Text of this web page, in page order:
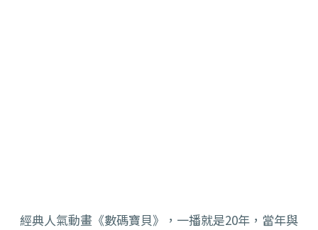
經典人氣動畫《數碼寶貝》，一播就是20年，當年與